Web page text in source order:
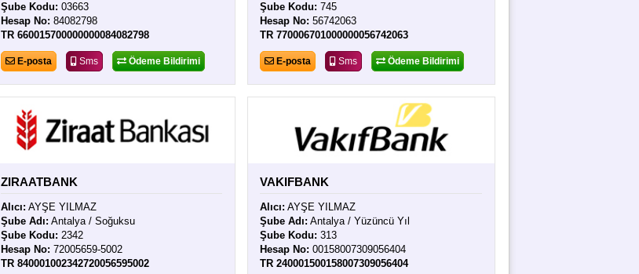
Şube Kodu: 03663
Hesap No: 84082798
TR 660015700000000084082798
E-posta Sms Ödeme Bildirimi
Şube Kodu: 745
Hesap No: 56742063
TR 770006701000000056742063
E-posta Sms Ödeme Bildirimi
ZIRAATBANK
Alıcı: AYŞE YILMAZ
Şube Adı: Antalya / Soğuksu
Şube Kodu: 2342
Hesap No: 72005659-5002
TR 840001002342720056595002
VAKIFBANK
Alıcı: AYŞE YILMAZ
Şube Adı: Antalya / Yüzüncü Yıl
Şube Kodu: 313
Hesap No: 00158007309056404
TR 240001500158007309056404